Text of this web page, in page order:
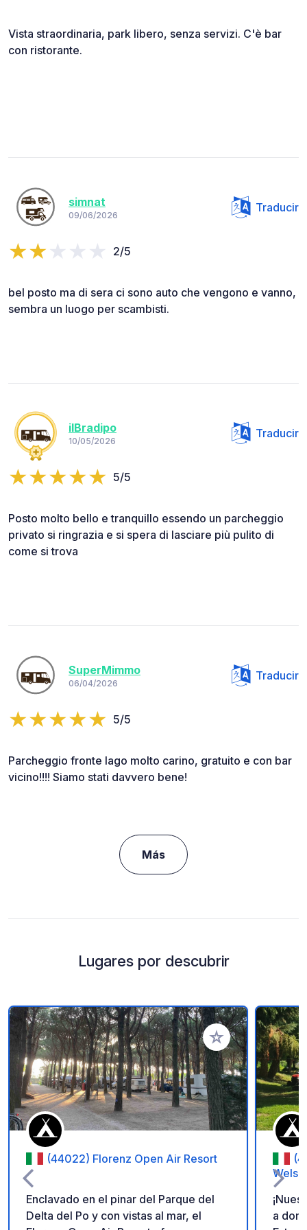
Vista straordinaria, park libero, senza servizi. C'è bar
con ristorante.
simnat
09/06/2026
Traducir
2/5
bel posto ma di sera ci sono auto che vengono e vanno,
sembra un luogo per scambisti.
ilBradipo
10/05/2026
Traducir
5/5
Posto molto bello e tranquillo essendo un parcheggio
privato si ringrazia e si spera di lasciare più pulito di
come si trova
SuperMimmo
06/04/2026
Traducir
5/5
Parcheggio fronte lago molto carino, gratuito e con bar
vicino!!!! Siamo stati davvero bene!
Más
Lugares por descubrir
Añadir a tus
(44022) Florenz Open Air Resort
Enclavado en el pinar del Parque del
Delta del Po y con vistas al mar, el
a